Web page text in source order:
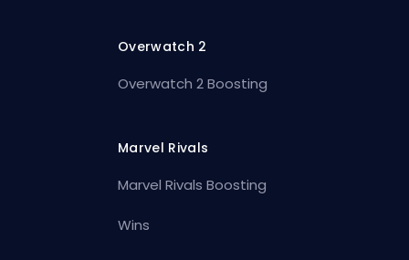
Overwatch 2
Overwatch 2 Boosting
Marvel Rivals
Marvel Rivals Boosting
Wins